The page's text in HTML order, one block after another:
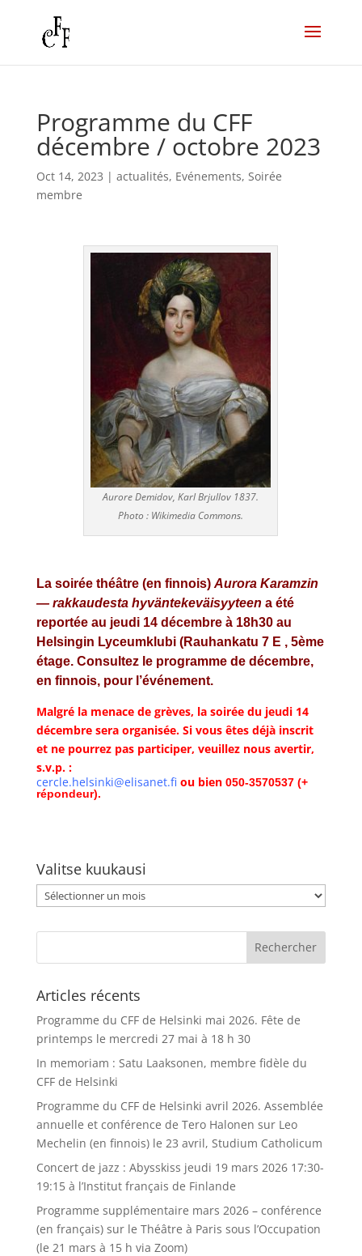
Programme du CFF
décembre / octobre 2023
Oct 14, 2023 | actualités, Evénements, Soirée
membre
Aurore Demidov, Karl Brjullov 1837.
Photo : Wikimedia Commons.
La soirée théâtre (en finnois) Aurora Karamzin
— rakkaudesta hyväntekeväisyyteen a été
reportée au jeudi 14 décembre à 18h30 au
Helsingin Lyceumklubi (Rauhankatu 7 E , 5ème
étage. Consultez le programme de décembre,
en finnois, pour l’événement.
Malgré la menace de grèves, la soirée du jeudi 14
décembre sera organisée. Si vous êtes déjà inscrit
et ne pourrez pas participer, veuillez nous avertir,
s.v.p. :
cercle.helsinki@elisanet.fi ou bien 050-3570537 (+
répondeur).
Valitse kuukausi
Valitse
kuukausi
Articles récents
Programme du CFF de Helsinki mai 2026. Fête de
printemps le mercredi 27 mai à 18 h 30
In memoriam : Satu Laaksonen, membre fidèle du
CFF de Helsinki
Programme du CFF de Helsinki avril 2026. Assemblée
annuelle et conférence de Tero Halonen sur Leo
Mechelin (en finnois) le 23 avril, Studium Catholicum
Concert de jazz : Abysskiss jeudi 19 mars 2026 17:30-
19:15 à l’Institut français de Finlande
Programme supplémentaire mars 2026 – conférence
(en français) sur le Théâtre à Paris sous l’Occupation
(le 21 mars à 15 h via Zoom)